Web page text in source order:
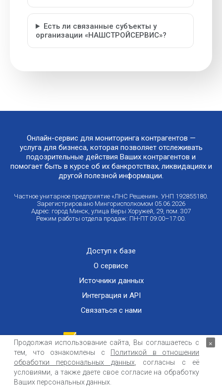
Есть ли связанные субъекты у
организации «НАШСТРОЙСЕРВИС»?
Онлайн-сервис для мониторинга контрагентов —
услуга для бизнеса, которая позволяет отслеживать
подозрительные действия Ваших контрагентов и
помогает быть в курсе об их банкротствах, ликвидациях и
другой полезной информации.
Частное унитарное предприятие «ЛНС Решения». УНП 192855180.
Зарегистрировано Мингорисполкомом 05.06.2026
Адрес: город Минск, улица Веры Хоружей, 29, пом. 307
Режим работы отдела продаж: ПН-ПТ 09:00–17:00.
Доступ к базе
О сервисе
Источники данных
Интеграция и API
Связаться с нами
Публичный договор оказания информационных услуг
ООО «Контемпорари» не несет ответственности за достоверность информации,
получаемой из открытых источников и от третьих лиц.
Продолжая использование сайта, Вы соглашаетесь с
тем, что ознакомлены с
Политикой в отношении
обработки персональных данных , согласны с её
условиями, а также даете свое согласие на обработку
Ваших персональных данных.
×